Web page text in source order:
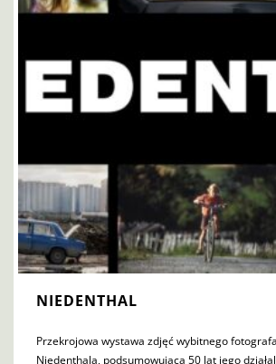
NIEDENTHAL
Przekrojowa wystawa zdjęć wybitnego
Niedenthala, podsumowująca 50 lat jego